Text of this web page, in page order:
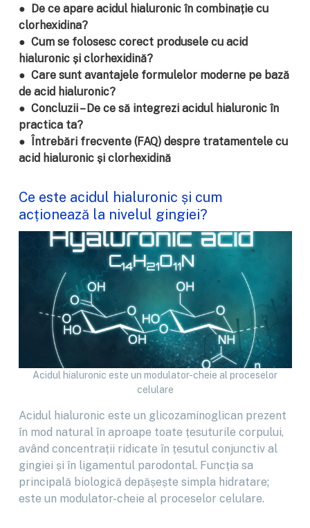
● De ce apare acidul hialuronic în combinație cu
clorhexidina?
● Cum se folosesc corect produsele cu acid
hialuronic și clorhexidină?
● Care sunt avantajele formulelor moderne pe bază
de acid hialuronic?
● Concluzii – De ce să integrezi acidul hialuronic în
practica ta?
● Întrebări frecvente (FAQ) despre tratamentele cu
acid hialuronic și clorhexidină
Ce este acidul hialuronic și cum
acționează la nivelul gingiei?
Acidul hialuronic este un modulator-cheie al proceselor
celulare
Acidul hialuronic este un glicozaminoglican prezent
în mod natural în aproape toate țesuturile corpului,
având concentrații ridicate în țesutul conjunctiv al
gingiei și în ligamentul parodontal. Funcția sa
principală biologică depășește simpla hidratare;
este un modulator-cheie al proceselor celulare.